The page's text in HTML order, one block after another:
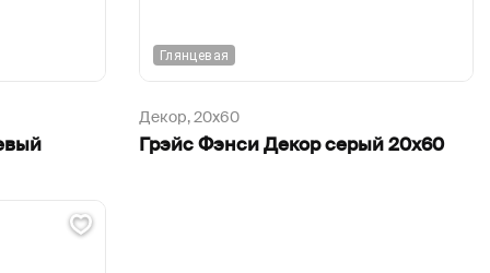
Глянцевая
Декор,20х60
Грэйс Фэнси Декор серый 20х60